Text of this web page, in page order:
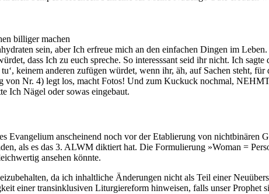
billiger machen
sein, aber Ich erfreue mich an den einfachen Dingen im
dass Ich zu euch spreche. So interesssant seid ihr nicht. Ich sagte
keinem anderen zufügen würdet, wenn ihr, äh, auf Sachen steht,
von Nr. 4) legt los, macht Fotos! Und zum Kuckuck nochmal,
Ich Nägel oder sowas eingebaut.
Evangelium anscheinend noch vor der Etablierung von nichtbinären
als es das 3. ALWM diktiert hat. Die Formulierung »Woman =
ansehen könnte.
da ich inhaltliche Änderungen nicht als Teil einer
einer transinklusiven Liturgiereform hinweisen, falls unser Prophet